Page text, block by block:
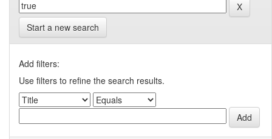
Start a new search
Add filters:
Use filters to refine the search results.